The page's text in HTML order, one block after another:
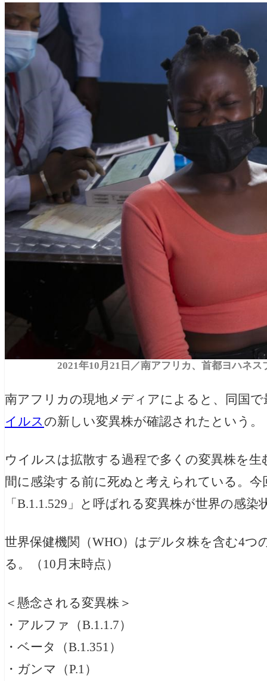
2021年10月21日／南アフリカ、首都ヨハネ
南アフリカの現地メディアによると、同国
イルスの新しい変異株が確認されたという。
ウイルスは拡散する過程で多くの変異株を
間に感染する前に死ぬと考えられている。
「B.1.1.529」と呼ばれる変異株が世界の感
世界保健機関（WHO）はデルタ株を含む4
る。（10月末時点）
＜懸念される変異株＞
・アルファ（B.1.1.7）
・ベータ（B.1.351）
・ガンマ（P.1）